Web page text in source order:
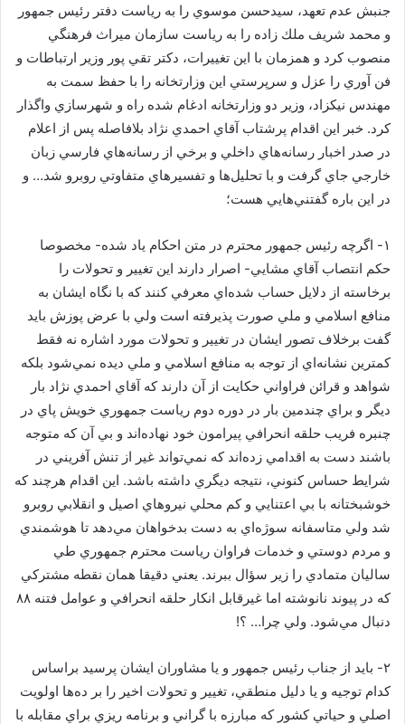
جنبش عدم تعهد، سيدحسن موسوي را به رياست دفتر رئيس جمهور
و محمد شريف ملك زاده را به رياست سازمان ميراث فرهنگي
منصوب كرد و همزمان با اين تغييرات، دكتر تقي پور وزير ارتباطات و
فن آوري را عزل و سرپرستي اين وزارتخانه را با حفظ سمت به
مهندس نيكزاد، وزير دو وزارتخانه ادغام شده راه و شهرسازي واگذار
كرد. خبر اين اقدام پرشتاب آقاي احمدي نژاد بلافاصله پس از اعلام
در صدر اخبار رسانه‌هاي داخلي و برخي از رسانه‌هاي فارسي زبان
خارجي جاي گرفت و با تحليل‌ها و تفسيرهاي متفاوتي روبرو شد… و
در اين باره گفتني‌هايي هست؛
۱- اگرچه رئيس جمهور محترم در متن احكام ياد شده- مخصوصا
حكم انتصاب آقاي مشايي- اصرار دارند اين تغيير و تحولات را
برخاسته از دلايل حساب شده‌اي معرفي كنند كه با نگاه ايشان به
منافع اسلامي و ملي صورت پذيرفته است ولي با عرض پوزش بايد
گفت برخلاف تصور ايشان در تغيير و تحولات مورد اشاره نه فقط
كمترين نشانه‌اي از توجه به منافع اسلامي و ملي ديده نمي‌شود بلكه
شواهد و قرائن فراواني حكايت از آن دارند كه آقاي احمدي نژاد بار
ديگر و براي چندمين بار در دوره دوم رياست جمهوري خويش پاي در
چنبره فريب حلقه انحرافي پيرامون خود نهاده‌اند و بي آن كه متوجه
باشند دست به اقدامي زده‌اند كه نمي‌تواند غير از تنش آفريني در
شرايط حساس كنوني، نتيجه ديگري داشته باشد. اين اقدام هرچند كه
خوشبختانه با بي اعتنايي و كم محلي نيروهاي اصيل و انقلابي روبرو
شد ولي متاسفانه سوژه‌اي به دست بدخواهان مي‌دهد تا هوشمندي
و مردم دوستي و خدمات فراوان رياست محترم جمهوري طي
ساليان متمادي را زير سؤال ببرند. يعني دقيقا همان نقطه مشتركي
كه در پيوند نانوشته اما غيرقابل انكار حلقه انحرافي و عوامل فتنه ۸۸
دنبال مي‌شود. ولي چرا… ؟!
۲- بايد از جناب رئيس جمهور و يا مشاوران ايشان پرسيد براساس
كدام توجيه و يا دليل منطقي، تغيير و تحولات اخير را بر ده‌ها اولويت
اصلي و حياتي كشور كه مبارزه با گراني و برنامه ريزي براي مقابله با